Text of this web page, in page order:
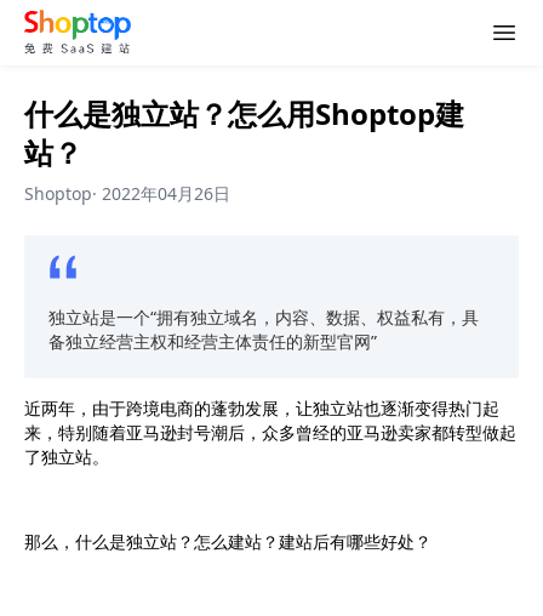
什么是独立站？怎么用Shoptop建
站？
Shoptop· 2022年04月26日
独立站是一个“拥有独立域名，内容、数据、权益私有，具
备独立经营主权和经营主体责任的新型官网”
近两年，由于跨境电商的蓬勃发展，让独立站也逐渐变得热门起
来，特别随着亚马逊封号潮后，众多曾经的亚马逊卖家都转型做起
了独立站。
那么，什么是独立站？怎么建站？建站后有哪些好处？